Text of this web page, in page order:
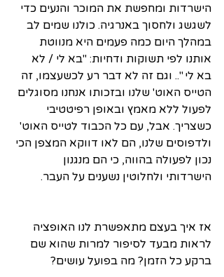
הישרדות ומחפשת את המוכר והנעים כדי
לשגשג ולחסוך באנרגיה. כולנו שמים לב
במהלך היום כמה פעמים היא מנווטת
אותנו לפי תשוקות ודחיות: ''בא לי / לא
בא לי ".. וגם זה לא דבר רע לכשעצמו, זה
הטייס האוט' שלנו ובזכותו אנחנו מסוגלים
לפעול ללא מאמץ ובאופן רפיטטיבי
כשצריך. אבל, עם כל הכבוד לטייס האוט'
ולדפוסים שלנו, הם לאו דווקא המצפן הכי
נכון לפעולה בהווה, כי הם מנגנון
הישרדותי ולחלוטין נשענים על העבר.
אז איך בעצם מתאפשרת לנו האופציה
לראות מבעד לסיפור למרות שהוא שם
ברקע כל הזמן? מה בפועל עושים?